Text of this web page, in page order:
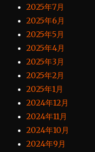
2025年7月
2025年6月
2025年5月
2025年4月
2025年3月
2025年2月
2025年1月
2024年12月
2024年11月
2024年10月
2024年9月